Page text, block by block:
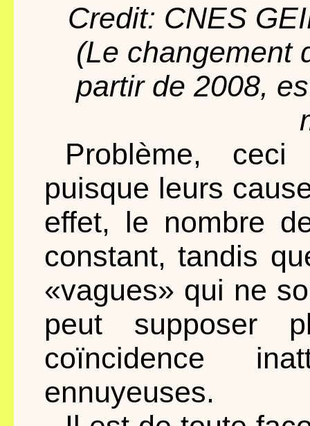
Credit: CNES
(Le changement
partir de 2008,
Problème, ceci
puisque leurs
effet, le nombre
constant, tandis
«vagues» qui ne
peut supposer
coïncidence
ennuyeuses.